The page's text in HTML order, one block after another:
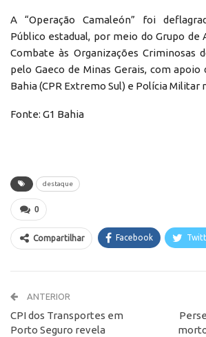
A “Operação Camaleón” foi
Público estadual, por meio do Grupo de
Combate às Organizações Criminosas
pelo Gaeco de Minas Gerais, com
Bahia (CPR Extremo Sul) e Polícia Militar
Fonte: G1 Bahia
destaque
0
Compartilhar Facebook
ANTERIOR
CPI dos Transportes em
Porto Seguro revela